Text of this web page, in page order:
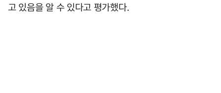
고 있음을 알 수 있다고 평가했다.